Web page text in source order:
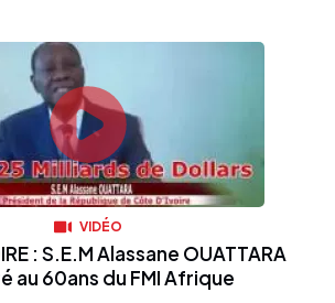
VIDÉO
: S.E.M Alassane OUATTARA
au 60ans du FMI Afrique